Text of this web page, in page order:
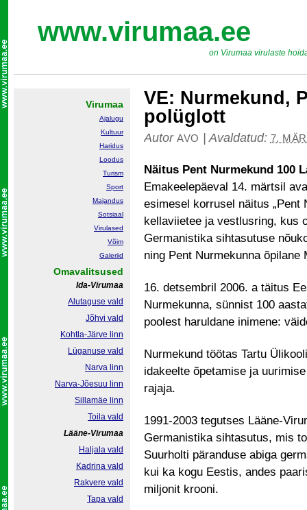
www.virumaa.ee
on Virumaa virulaste
VE: Nurmekund,
polüglott
Autor AVO |Avaldatud: 7.
Näitus Pent Nurmekund 100
Emakeelepäeval 14. märtsil
esimesel korrusel näitus „Pent
kellaviietee ja vestlusring, kus
Germanistika sihtasutuse
ning Pent Nurmekunna õpilane
16. detsembril 2006. a täitus
Nurmekunna, sünnist 100
poolest haruldane inimene:
Nurmekund töötas Tartu
idakeelte õpetamise ja
rajaja.
1991-2003 tegutses Lääne-
Germanistika sihtasutus, mis
Suurholti päranduse abiga
kui ka kogu Eestis, andes
miljonit krooni.
Virumaa
Ajalugu
Kultuur
Haridus
Loodus
Turism
Sport
Majandus
Sotsiaal
Virulased
Võim
Galeriid
Omavalitsused
Ida-Virumaa
Alutaguse vald
Jõhvi vald
Kohtla-Järve linn
Lüganuse vald
Narva linn
Narva-Jõesuu linn
Sillamäe linn
Toila vald
Lääne-Virumaa
Haljala vald
Kadrina vald
Rakvere vald
Tapa vald